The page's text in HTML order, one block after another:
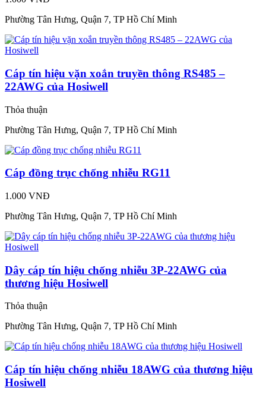
Phường Tân Hưng, Quận 7, TP Hồ Chí Minh
Cáp tín hiệu vặn xoắn truyền thông RS485 –
22AWG của Hosiwell
Thỏa thuận
Phường Tân Hưng, Quận 7, TP Hồ Chí Minh
Cáp đồng trục chống nhiễu RG11
1.000 VNĐ
Phường Tân Hưng, Quận 7, TP Hồ Chí Minh
Dây cáp tín hiệu chống nhiễu 3P-22AWG của
thương hiệu Hosiwell
Thỏa thuận
Phường Tân Hưng, Quận 7, TP Hồ Chí Minh
Cáp tín hiệu chống nhiễu 18AWG của thương hiệu
Hosiwell